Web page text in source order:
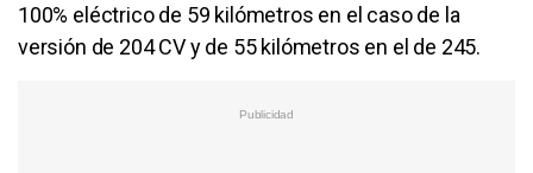
100% eléctrico de 59 kilómetros en el caso de la
versión de 204 CV y de 55 kilómetros en el de 245.